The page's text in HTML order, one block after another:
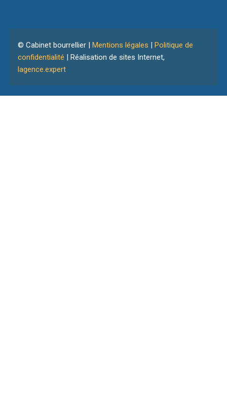
© Cabinet bourrellier | Mentions légales | Politique de
confidentialité | Réalisation de sites Internet,
lagence.expert